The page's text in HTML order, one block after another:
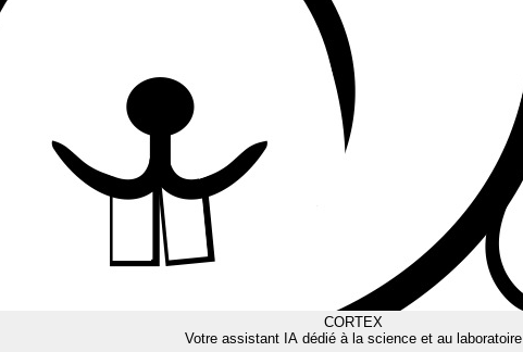
CORTEX
Votre assistant IA dédié à la science et au laboratoire